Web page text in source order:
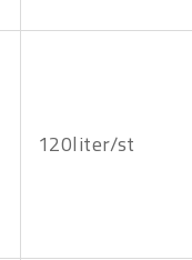
120liter/st